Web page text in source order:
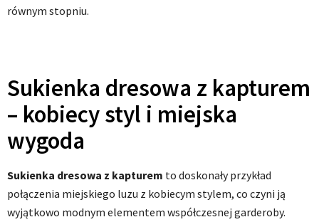
równym stopniu.
Sukienka dresowa z kapturem
– kobiecy styl i miejska
wygoda
Sukienka dresowa z kapturem to doskonały przykład
połączenia miejskiego luzu z kobiecym stylem, co czyni ją
wyjątkowo modnym elementem współczesnej garderoby.